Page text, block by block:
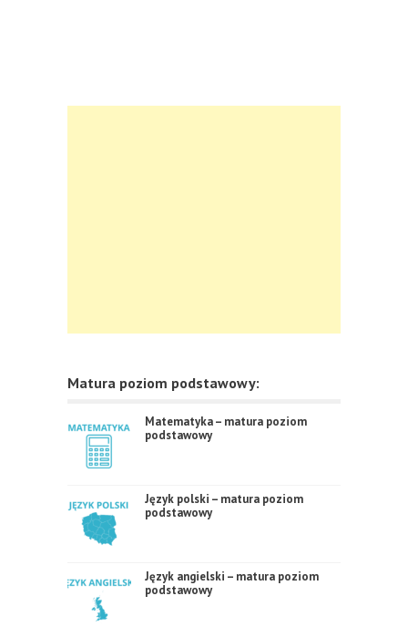
Matura poziom podstawowy:
Matematyka – matura poziom
podstawowy
Język polski – matura poziom
podstawowy
Język angielski – matura poziom
podstawowy